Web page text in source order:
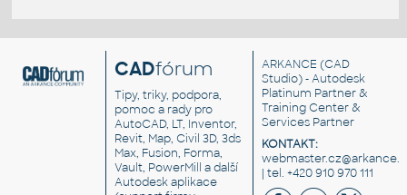
CADfórum
Tipy, triky, podpora,
pomoc a rady pro
AutoCAD, LT, Inventor,
Revit, Map, Civil 3D, 3ds
Max, Fusion, Forma,
Vault, PowerMill a další
Autodesk aplikace
ARKANCE (CAD
Studio) - Autodesk
Platinum Partner &
Training Center &
Services Partner
KONTAKT:
| tel. +420 910 970 111